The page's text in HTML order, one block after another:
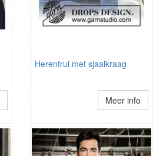
Herentrui met sjaalkraag
Meer info